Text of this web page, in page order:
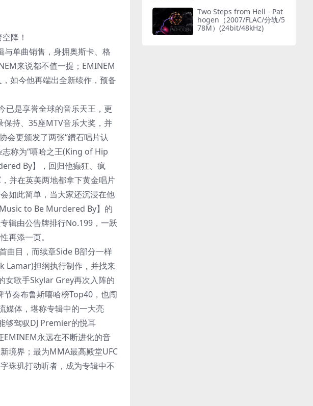
降！
单曲销售，身拥奥斯卡、格
来说都不值一提；EMINEM
如今他再端出全新续作，预备
是享誉全球的音乐天王，更
持、35座MTV音乐大奖，并
会更颁发了两张“鑽石唱片认
称为“嘻哈之王(King of Hip
By】，回归他癫狂、疯
并在英美两地都拿下黄金唱片
如此简单，当大家还沉浸在他
to Be Murdered By】的
辑由公告牌排行No.199，一跃
再添一页。
曲目，而续章Side B部分一样
Lamar)担纲执行制作，并找来
歌手Skylar Grey再次入阵的
奏布鲁斯嘻哈榜Top40，也闯
媒体，堪称专辑中的一大亮
够驾驭DJ Premier的悦耳
永远在不断进化的音
境界；最为MMA最高殿堂UFC
珠玑打动听者，成为专辑中不
Two Steps from Hell - Pat
hogen（2007/FLAC/分轨/5
78M）(24bit/48kHz)